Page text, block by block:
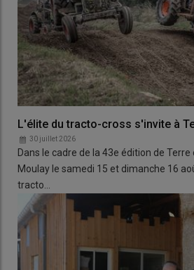
L'élite du tracto-cross s'invite à
30 juillet 2026
Dans le cadre de la 43e édition de Terre
Moulay le samedi 15 et dimanche 16
tracto…